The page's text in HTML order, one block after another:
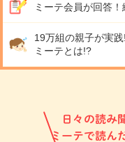
ミーテ会員が回答！
19万組の親子が実践!
ミーテとは!?
日々の読み
ミーテで読ん